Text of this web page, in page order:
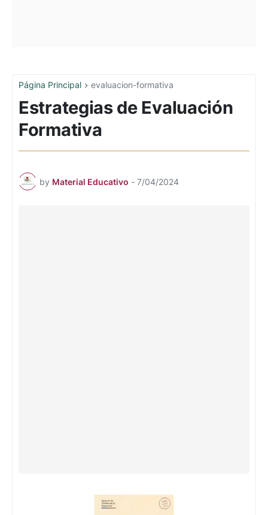
Página Principal evaluacion-formativa
Estrategias de Evaluación
Formativa
by Material Educativo - 7/04/2024